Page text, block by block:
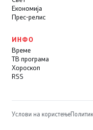
Економија
Прес-релис
ИНФО
Време
ТВ програма
Хороскоп
RSS
Услови на користење